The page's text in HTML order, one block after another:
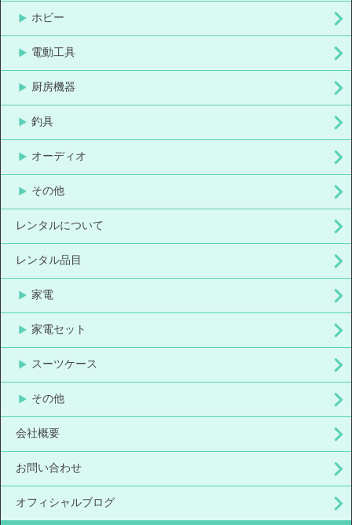
ホビー
電動工具
厨房機器
釣具
オーディオ
その他
レンタルについて
レンタル品目
家電
家電セット
スーツケース
その他
会社概要
お問い合わせ
オフィシャルブログ